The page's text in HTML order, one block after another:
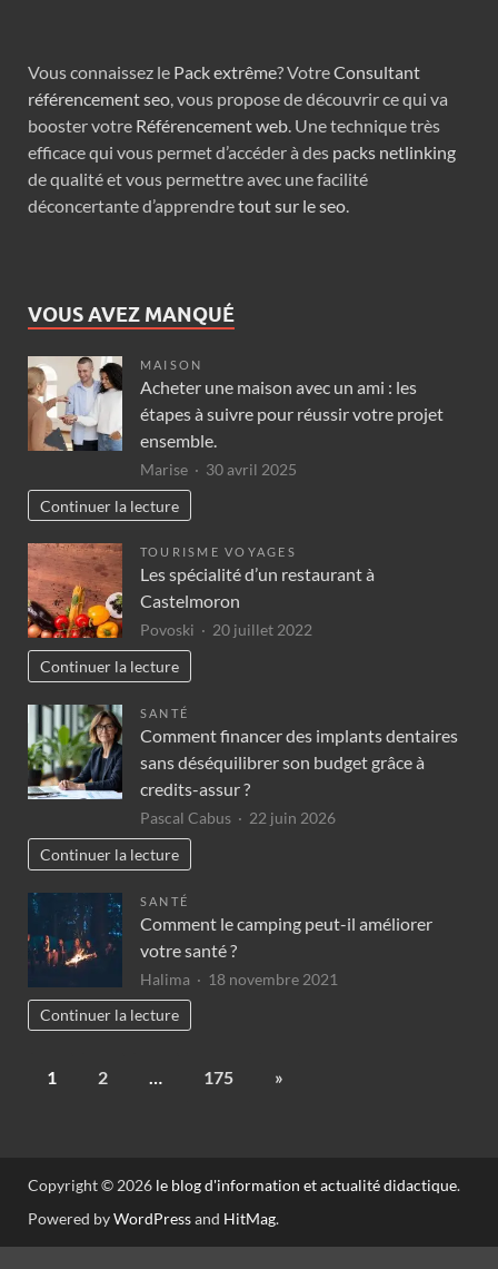
Vous connaissez le Pack extrême? VotreConsultant
référencement seo, vous propose de découvrir ce qui va
booster votre Référencement web. Une technique très
efficace qui vous permet d’accéder à des packs netlinking
de qualité et vous permettre avec une facilité
déconcertante d’apprendretout sur le seo.
VOUS AVEZ MANQUÉ
MAISON
Acheter une maison avec un ami : les
étapes à suivre pour réussir votre projet
ensemble.
Marise
30 avril 2025
Continuer la lecture
TOURISME VOYAGES
Les spécialité d’un restaurant à
Castelmoron
Povoski
20 juillet 2022
Continuer la lecture
SANTÉ
Comment financer des implants dentaires
sans déséquilibrer son budget grâce à
credits-assur ?
Pascal Cabus
22 juin 2026
Continuer la lecture
SANTÉ
Comment le camping peut-il améliorer
votre santé ?
Halima
18 novembre 2021
Continuer la lecture
1 2 … 175 »
Copyright © 2026 le blog d'information et actualité didactique.
Powered byWordPressand HitMag.